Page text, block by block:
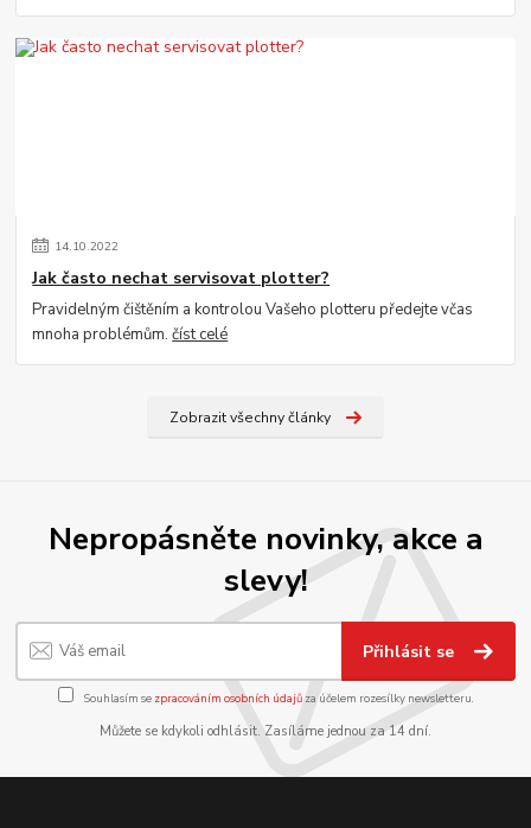
14.10.2022
Jak často nechat servisovat plotter?
Pravidelným čištěním a kontrolou Vašeho plotteru předejte včas
mnoha problémům.číst celé
Zobrazit všechny články
Nepropásněte novinky, akce a
slevy!
Přihlásit se
Souhlasím se zpracováním osobních údajůza účelem rozesílky newsletteru.
Můžete se kdykoli odhlásit. Zasíláme jednou za 14 dní.